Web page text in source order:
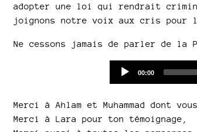
adopter une loi qui rendrait
joignons notre voix aux cris pour
Ne cessons jamais de parler de la
Current
00:00
Merci à Ahlam et Muhammad dont
Merci à Lara pour ton témoignage,